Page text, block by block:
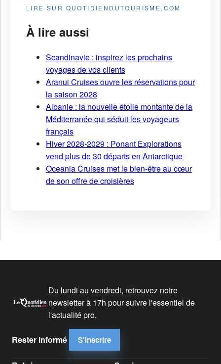
LIRE SUR QUOTIDIENDUTOURISME.COM
À lire aussi
Scandinavie : inspirez les prochains
voyages de vos clients
Aranui Cruises ouvre les réservations pour
la saison 2028
Albanie : la nouvelle étoile montante de la
Méditerranée qui séduit les voyageurs
français
Hiver 2028-2029 : Ponant Explorations
vend plus de 30 départs en Antarctique
Oceania Cruises met le bien-être au cœur
de son offre de croisières
Du lundi au vendredi, retrouvez notre
newsletter à 17h pour suivre l'essentiel de
l'actualité pro.
Rester informé S'inscrire